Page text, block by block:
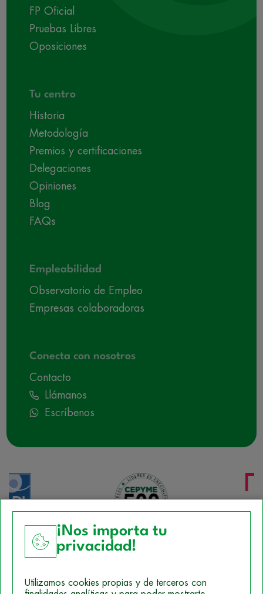
FP Oficial
Pruebas Libres
Oposiciones
Tu centro
Historia
Metodología
Premios y certificaciones
Delegaciones
Opiniones
Blog
FAQs
Empleabilidad
Observatorio de Empleo
Empresas colaboradoras
Conecta con nosotros
Contacto
Llámanos
Escríbenos
Política de Cookies
¡Nos importa tu
privacidad!
Utilizamos cookies propias y de terceros con